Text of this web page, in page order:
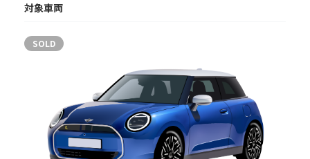
対象車両
SOLD